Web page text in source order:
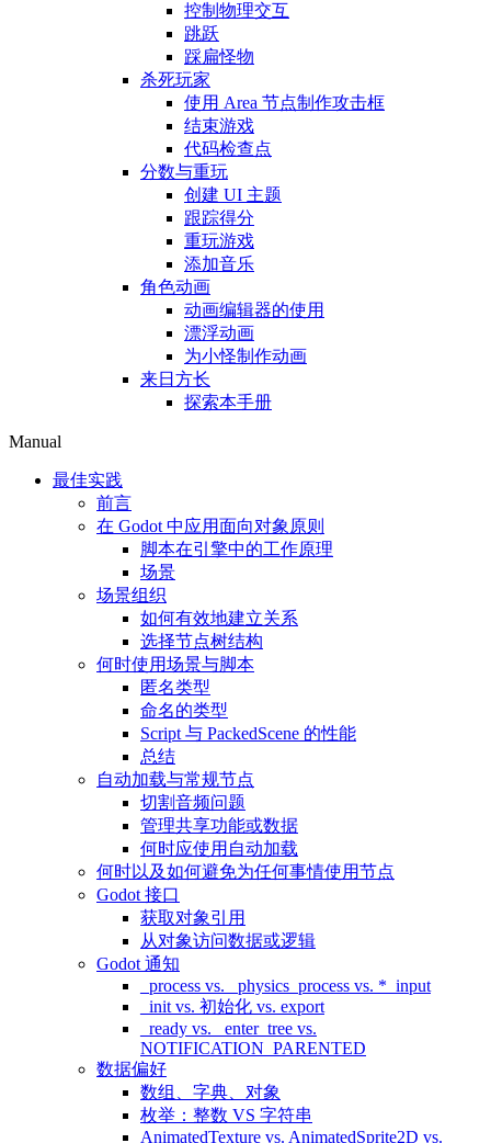
控制物理交互
跳跃
踩扁怪物
杀死玩家
使用 Area 节点制作攻击框
结束游戏
代码检查点
分数与重玩
创建 UI 主题
跟踪得分
重玩游戏
添加音乐
角色动画
动画编辑器的使用
漂浮动画
为小怪制作动画
来日方长
探索本手册
Manual
最佳实践
前言
在 Godot 中应用面向对象原则
脚本在引擎中的工作原理
场景
场景组织
如何有效地建立关系
选择节点树结构
何时使用场景与脚本
匿名类型
命名的类型
Script 与 PackedScene 的性能
总结
自动加载与常规节点
切割音频问题
管理共享功能或数据
何时应使用自动加载
何时以及如何避免为任何事情使用节点
Godot 接口
获取对象引用
从对象访问数据或逻辑
Godot 通知
_process vs. _physics_process vs. *_input
_init vs. 初始化 vs. export
_ready vs. _enter_tree vs.
NOTIFICATION_PARENTED
数据偏好
数组、字典、对象
枚举：整数 VS 字符串
AnimatedTexture vs. AnimatedSprite2D vs.